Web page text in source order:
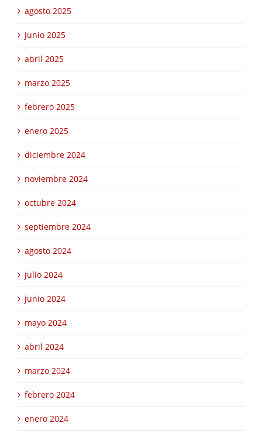
agosto 2025
junio 2025
abril 2025
marzo 2025
febrero 2025
enero 2025
diciembre 2024
noviembre 2024
octubre 2024
septiembre 2024
agosto 2024
julio 2024
junio 2024
mayo 2024
abril 2024
marzo 2024
febrero 2024
enero 2024